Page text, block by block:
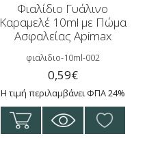
Φιαλίδιο Γυάλινο
Καραμελέ 10ml με Πώμα
Ασφαλείας Apimax
φιαλιδιο-10ml-002
0,59€
Η τιμή περιλαμβάνει ΦΠΑ 24%